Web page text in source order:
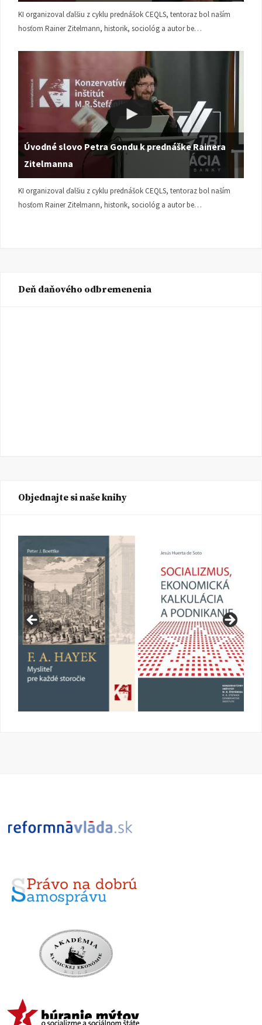
KI organizoval ďalšiu z cyklu prednášok CEQLS, tentoraz bol naším
hosťom Rainer Zitelmann, historik, sociológ a autor be…
Úvodné slovo Petra Gondu k prednáške Rainera
Zitelmanna
KI organizoval ďalšiu z cyklu prednášok CEQLS, tentoraz bol naším
hosťom Rainer Zitelmann, historik, sociológ a autor be…
Deň daňového odbremenenia
Objednajte si naše knihy